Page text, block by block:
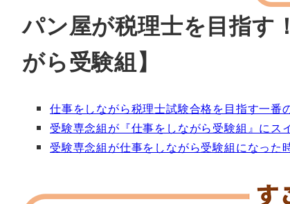
パン屋が税理士を目指す
がら受験組】
仕事をしながら税理士試験合格を目指す一番
受験専念組が『仕事をしながら受験組』にス
受験専念組が仕事をしながら受験組になった